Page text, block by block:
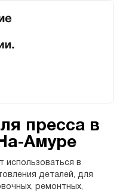
пресса в
Амуре
использоваться в
деталей, для
ремонтных,